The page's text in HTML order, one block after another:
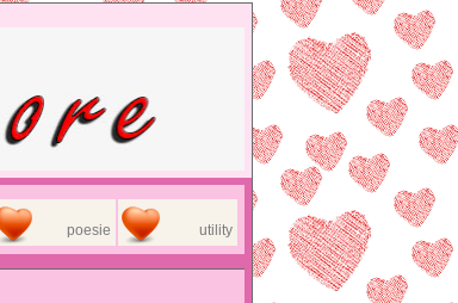
poesie utility